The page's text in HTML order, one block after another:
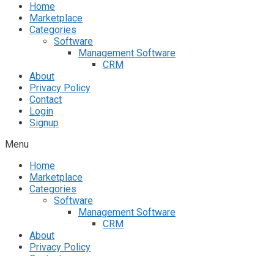
Home
Marketplace
Categories
Software
Management Software
CRM
About
Privacy Policy
Contact
Login
Signup
Menu
Home
Marketplace
Categories
Software
Management Software
CRM
About
Privacy Policy